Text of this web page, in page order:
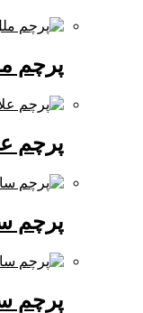
پرچم ملل
پرچم علائم
پرچم سامورایی
پرچم ساحلی